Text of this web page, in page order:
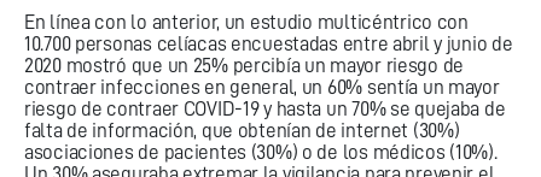
En línea con lo anterior, un estudio multicéntrico con
10.700 personas celíacas encuestadas entre abril y junio de
2020 mostró que un 25% percibía un mayor riesgo de
contraer infecciones en general, un 60% sentía un mayor
riesgo de contraer COVID-19 y hasta un 70% se quejaba de
falta de información, que obtenían de internet (30%)
asociaciones de pacientes (30%) o de los médicos (10%).